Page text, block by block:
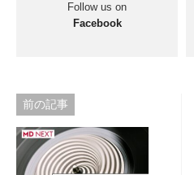
Follow us on
Facebook
投
稿
ナ
前の記事